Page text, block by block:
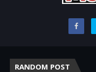
RANDOM POST